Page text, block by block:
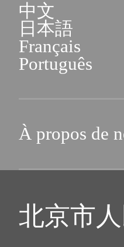
中文
日本語
Français
Português
À propos de
北京市